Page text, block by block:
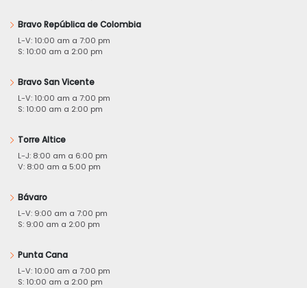
Bravo República de Colombia
L-V: 10:00 am a 7:00 pm
S: 10:00 am a 2:00 pm
Bravo San Vicente
L-V: 10:00 am a 7:00 pm
S: 10:00 am a 2:00 pm
Torre Altice
L-J: 8:00 am a 6:00 pm
V: 8:00 am a 5:00 pm
Bávaro
L-V: 9:00 am a 7:00 pm
S: 9:00 am a 2:00 pm
Punta Cana
L-V: 10:00 am a 7:00 pm
S: 10:00 am a 2:00 pm